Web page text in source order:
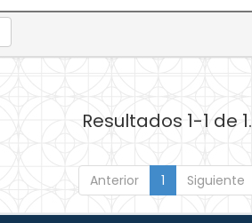
Resultados 1-1 de 1.
Anterior 1 Siguiente